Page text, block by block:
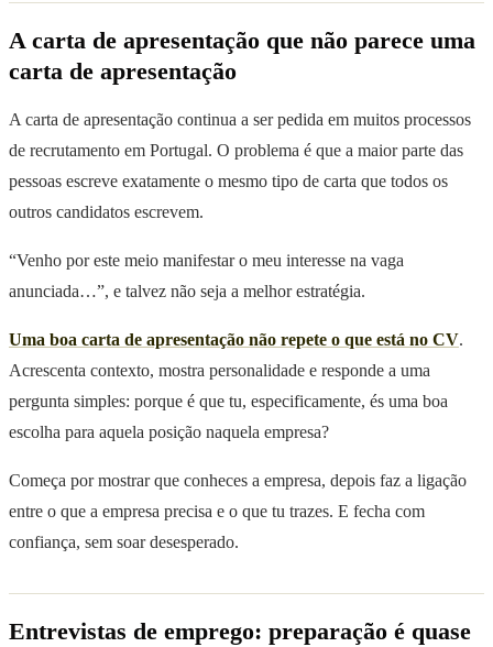
A carta de apresentação que não parece uma
carta de apresentação
A carta de apresentação continua a ser pedida em muitos processos
de recrutamento em Portugal. O problema é que a maior parte das
pessoas escreve exatamente o mesmo tipo de carta que todos os
outros candidatos escrevem.
“Venho por este meio manifestar o meu interesse na vaga
anunciada…”, e talvez não seja a melhor estratégia.
Uma boa carta de apresentação não repete o que está no CV.
Acrescenta contexto, mostra personalidade e responde a uma
pergunta simples: porque é que tu, especificamente, és uma boa
escolha para aquela posição naquela empresa?
Começa por mostrar que conheces a empresa, depois faz a ligação
entre o que a empresa precisa e o que tu trazes. E fecha com
confiança, sem soar desesperado.
Entrevistas de emprego: preparação é quase